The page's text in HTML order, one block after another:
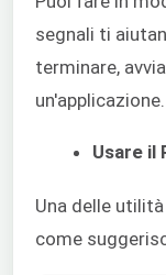
segnali ti
terminare,
un'applicazione.
Usare il
Una delle
come